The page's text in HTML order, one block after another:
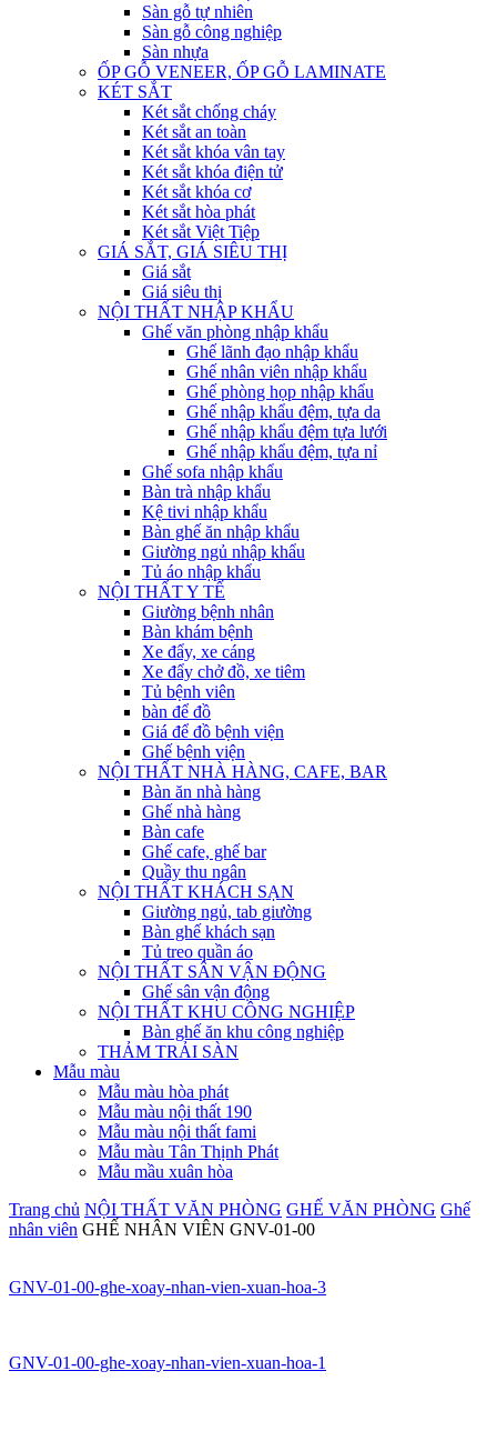
Sàn gỗ tự nhiên
Sàn gỗ công nghiệp
Sàn nhựa
ỐP GỖ VENEER, ỐP GỖ LAMINATE
KÉT SẮT
Két sắt chống cháy
Két sắt an toàn
Két sắt khóa vân tay
Két sắt khóa điện tử
Két sắt khóa cơ
Két sắt hòa phát
Két sắt Việt Tiệp
GIÁ SẮT, GIÁ SIÊU THỊ
Giá sắt
Giá siêu thị
NỘI THẤT NHẬP KHẨU
Ghế văn phòng nhập khẩu
Ghế lãnh đạo nhập khẩu
Ghế nhân viên nhập khẩu
Ghế phòng họp nhập khẩu
Ghế nhập khẩu đệm, tựa da
Ghế nhập khẩu đệm tựa lưới
Ghế nhập khẩu đệm, tựa nỉ
Ghế sofa nhập khẩu
Bàn trà nhập khẩu
Kệ tivi nhập khẩu
Bàn ghế ăn nhập khẩu
Giường ngủ nhập khẩu
Tủ áo nhập khẩu
NỘI THẤT Y TẾ
Giường bệnh nhân
Bàn khám bệnh
Xe đẩy, xe cáng
Xe đẩy chở đồ, xe tiêm
Tủ bệnh viên
bàn để đồ
Giá để đồ bệnh viện
Ghế bệnh viện
NỘI THẤT NHÀ HÀNG, CAFE, BAR
Bàn ăn nhà hàng
Ghế nhà hàng
Bàn cafe
Ghế cafe, ghế bar
Quầy thu ngân
NỘI THẤT KHÁCH SẠN
Giường ngủ, tab giường
Bàn ghế khách sạn
Tủ treo quần áo
NỘI THẤT SÂN VẬN ĐỘNG
Ghế sân vận động
NỘI THẤT KHU CÔNG NGHIỆP
Bàn ghế ăn khu công nghiệp
THẢM TRẢI SÀN
Mẫu màu
Mẫu màu hòa phát
Mẫu màu nội thất 190
Mẫu màu nội thất fami
Mẫu màu Tân Thịnh Phát
Mẫu mầu xuân hòa
Trang chủ NỘI THẤT VĂN PHÒNG GHẾ VĂN PHÒNG Ghế
nhân viên GHẾ NHÂN VIÊN GNV-01-00
GNV-01-00-ghe-xoay-nhan-vien-xuan-hoa-3
GNV-01-00-ghe-xoay-nhan-vien-xuan-hoa-1